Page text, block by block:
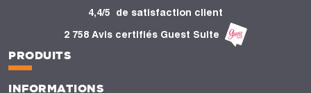
4,4/5
de satisfaction client
2 758 Avis certifiés Guest Suite
PRODUITS
INFORMATIONS